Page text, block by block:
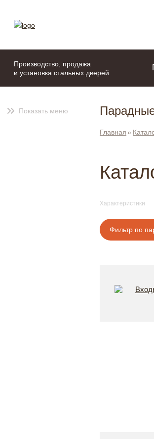
Производство, продажа
и установка стальных дверей
Показать меню
Главная
Характеристики
Фильтр по